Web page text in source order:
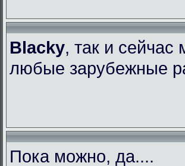
Blacky, так и
любые зарубежные
Пока можно, да....